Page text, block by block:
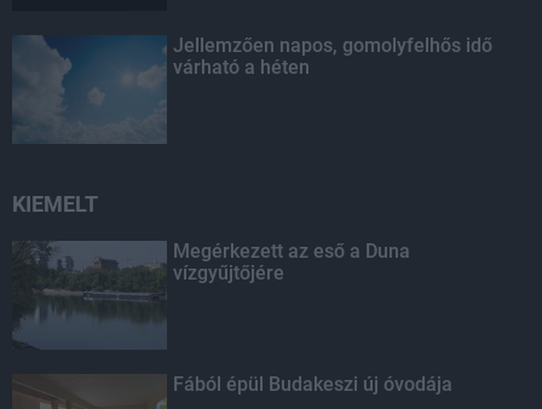
Jellemzően napos, gomolyfelhős idő
várható a héten
KIEMELT
Megérkezett az eső a Duna
vízgyűjtőjére
Fából épül Budakeszi új óvodája